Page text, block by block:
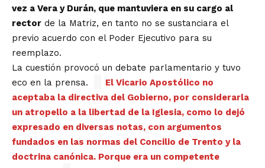
vez a Vera y Durán, que mantuviera en su cargo al
rector de la Matriz, en tanto no se sustanciara el
previo acuerdo con el Poder Ejecutivo para su
reemplazo.
La cuestión provocó un debate parlamentario y tuvo
eco en la prensa.
El Vicario Apostólico no
aceptaba la directiva del Gobierno, por considerarla
un atropello a la libertad de la Iglesia, como lo dejó
expresado en diversas notas, con argumentos
fundados en las normas del Concilio de Trento y la
doctrina canónica. Porque era un competente